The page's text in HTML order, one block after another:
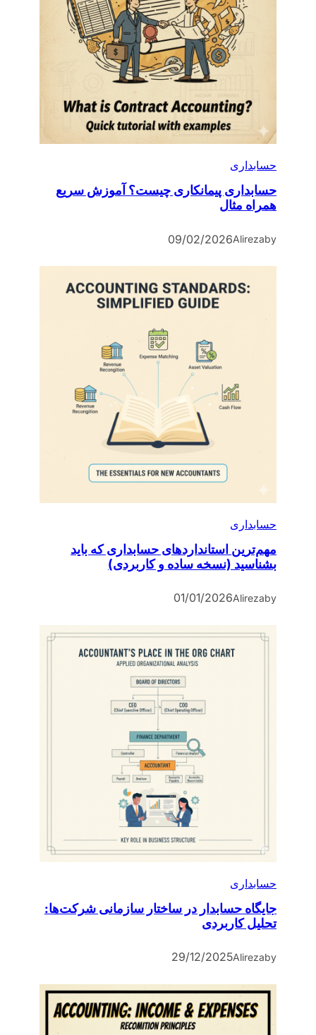
حسابداری
حسابداری پیمانکاری چیست؟ آموزش سریع
همراه مثال
by
Alireza
09/02/2026
حسابداری
مهم‌ترین استانداردهای حسابداری که باید
بشناسید (نسخه ساده و کاربردی)
by
Alireza
01/01/2026
حسابداری
جایگاه حسابدار در ساختار سازمانی شرکت‌ها:
تحلیل کاربردی
by
Alireza
29/12/2025